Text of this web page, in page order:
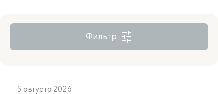
Фильтр
5 августа 2026